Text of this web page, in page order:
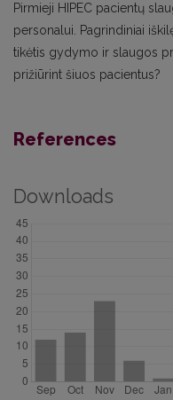
Pirmieji HIPEC pacientų
personalui. Pagrindiniai
tikėtis gydymo ir slaugos
prižiūrint šiuos pacientus?
References
Downloads